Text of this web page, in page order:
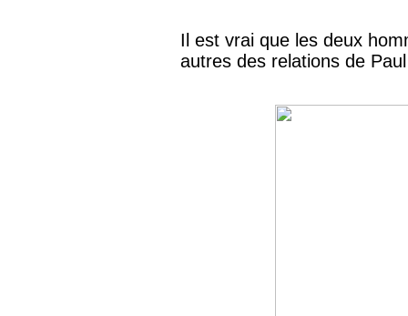
Il est vrai que les deux
autres des relations de